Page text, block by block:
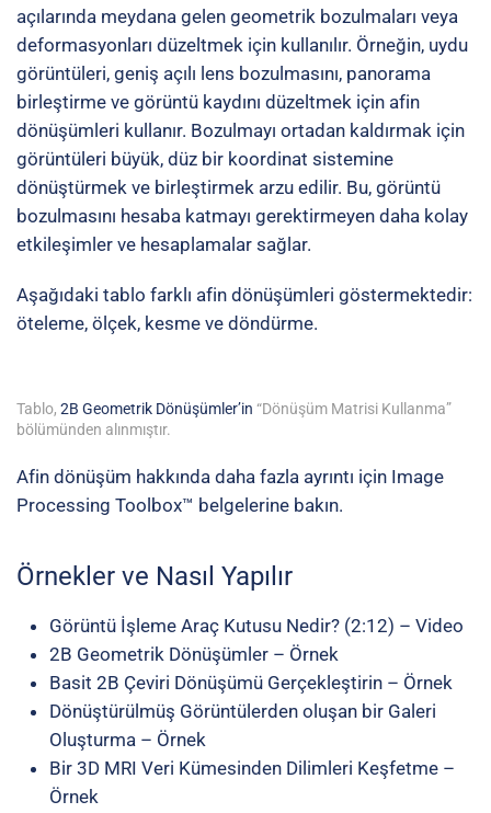
açılarında meydana gelen geometrik bozulmaları veya
deformasyonları düzeltmek için kullanılır. Örneğin, uydu
görüntüleri, geniş açılı lens bozulmasını, panorama
birleştirme ve görüntü kaydını düzeltmek için afin
dönüşümleri kullanır. Bozulmayı ortadan kaldırmak için
görüntüleri büyük, düz bir koordinat sistemine
dönüştürmek ve birleştirmek arzu edilir. Bu, görüntü
bozulmasını hesaba katmayı gerektirmeyen daha kolay
etkileşimler ve hesaplamalar sağlar.
Aşağıdaki tablo farklı afin dönüşümleri göstermektedir:
öteleme, ölçek, kesme ve döndürme.
Tablo, 2B Geometrik Dönüşümler’in “Dönüşüm Matrisi Kullanma”
bölümünden alınmıştır.
Afin dönüşüm hakkında daha fazla ayrıntı için Image
Processing Toolbox™ belgelerine bakın.
Örnekler ve Nasıl Yapılır
Görüntü İşleme Araç Kutusu Nedir? (2:12) – Video
2B Geometrik Dönüşümler – Örnek
Basit 2B Çeviri Dönüşümü Gerçekleştirin – Örnek
Dönüştürülmüş Görüntülerden oluşan bir Galeri
Oluşturma – Örnek
Bir 3D MRI Veri Kümesinden Dilimleri Keşfetme –
Örnek